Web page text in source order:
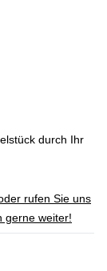
durch Ihr
rufen Sie uns
gerne weiter!